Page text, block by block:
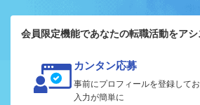
会員限定機能であなたの転職活動をアシ
カンタン応募
事前にプロフィールを登録して
入力が簡単に